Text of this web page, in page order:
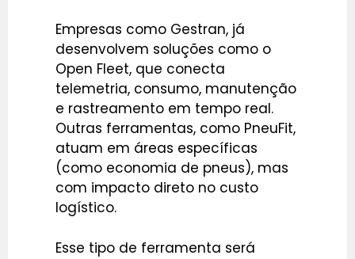
Empresas como Gestran, já
desenvolvem soluções como o
Open Fleet, que conecta
telemetria, consumo, manutenção
e rastreamento em tempo real.
Outras ferramentas, como PneuFit,
atuam em áreas específicas
(como economia de pneus), mas
com impacto direto no custo
logístico.
Esse tipo de ferramenta será